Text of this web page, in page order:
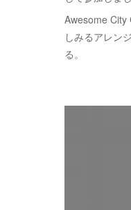
Awesome City
しみるアレン
る。